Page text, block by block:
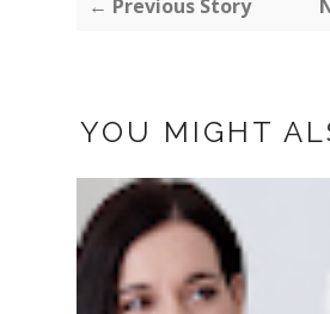
← Previous Story
YOU MIGHT